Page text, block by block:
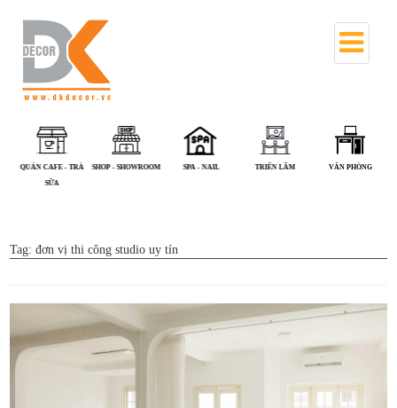
QUÁN CAFE - TRÀ
SHOP - SHOWROOM SPA - NAIL TRIỂN LÃM VĂN PHÒNG
Tag:đơn vị thi công studio uy tín